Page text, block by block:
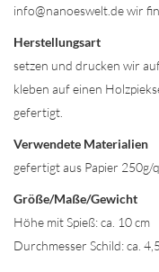
info@nanoeswelt.de wir
Herstellungsart
setzen und drucken wir
kleben auf einen
gefertigt.
Verwendete Materialien
gefertigt aus Papier 250g/
Größe/Maße/Gewicht
Höhe mit Spieß: ca. 10 cm
Durchmesser Schild: ca.